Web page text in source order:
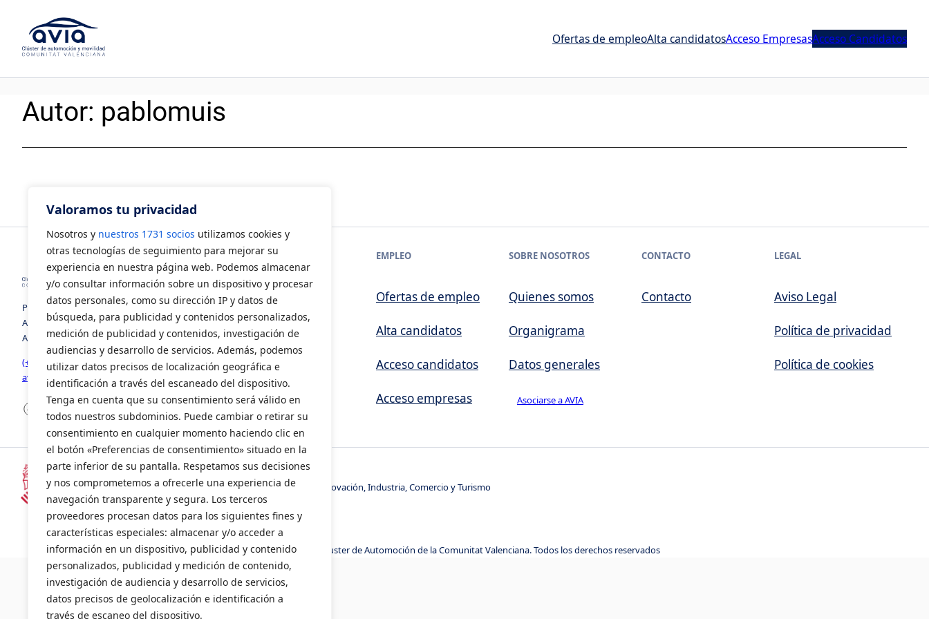
Valoramos tu privacidad
Nosotros y nuestros 1731 socios utilizamos cookies y
otras tecnologías de seguimiento para mejorar su
experiencia en nuestra página web. Podemos almacenar
y/o consultar información sobre un dispositivo y procesar
datos personales, como su dirección IP y datos de
búsqueda, para publicidad y contenidos personalizados,
medición de publicidad y contenidos, investigación de
audiencias y desarrollo de servicios. Además, podemos
utilizar datos precisos de localización geográfica e
identificación a través del escaneado del dispositivo.
Tenga en cuenta que su consentimiento será válido en
todos nuestros subdominios. Puede cambiar o retirar su
consentimiento en cualquier momento haciendo clic en
el botón «Preferencias de consentimiento» situado en la
parte inferior de su pantalla. Respetamos sus decisiones
y nos comprometemos a ofrecerle una experiencia de
navegación transparente y segura. Los terceros
proveedores procesan datos para los siguientes fines y
características especiales: almacenar y/o acceder a
información en un dispositivo, publicidad y contenido
personalizados, publicidad y medición de contenido,
investigación de audiencia y desarrollo de servicios,
datos precisos de geolocalización e identificación a
través de escaneo del dispositivo.
contenido
Ofertas de empleoAlta candidatosAcceso EmpresasAcceso Candidatos
Autor: pablomuis
Polígono Industrial Juan Carlos I.
Avenida de la Foia, número 8, edificio 3, 1º, puerta 2. 46440,
Almussafes, Valencia
(+34) 963 941 258
avia@avia.com.es
Facebook LinkedIn X
EMPLEO
Ofertas de empleo
Alta candidatos
Acceso candidatos
Acceso empresas
SOBRE NOSOTROS
Quienes somos
Organigrama
Datos generales
Asociarse a AVIA
CONTACTO
Contacto
LEGAL
Aviso Legal
Política de privacidad
Política de cookies
Subvencionado por la Consellería de Innovación, Industria, Comercio y Turismo
(INENTI/2024/20)
©2024 AVIA, Cluster de Automoción de la Comunitat Valenciana. Todos los derechos reservados